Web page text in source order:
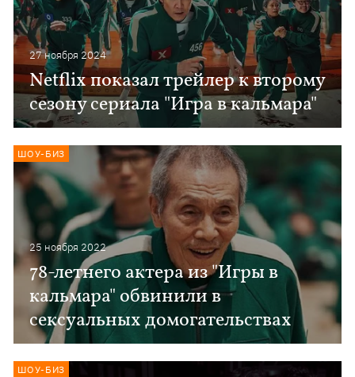
27 ноября 2024
Netflix показал трейлер к второму
сезону сериала "Игра в кальмара"
25 ноября 2022
78-летнего актера из "Игры в
кальмара" обвинили в
сексуальных домогательствах
ШОУ-БИЗ
ШОУ-БИЗ